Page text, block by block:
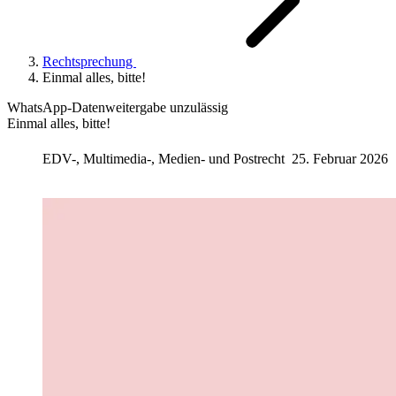
Rechtsprechung
Einmal alles, bitte!
WhatsApp-Datenweitergabe unzulässig
Einmal alles, bitte!
EDV-, Multimedia-, Medien- und Postrecht 25. Februar 2026